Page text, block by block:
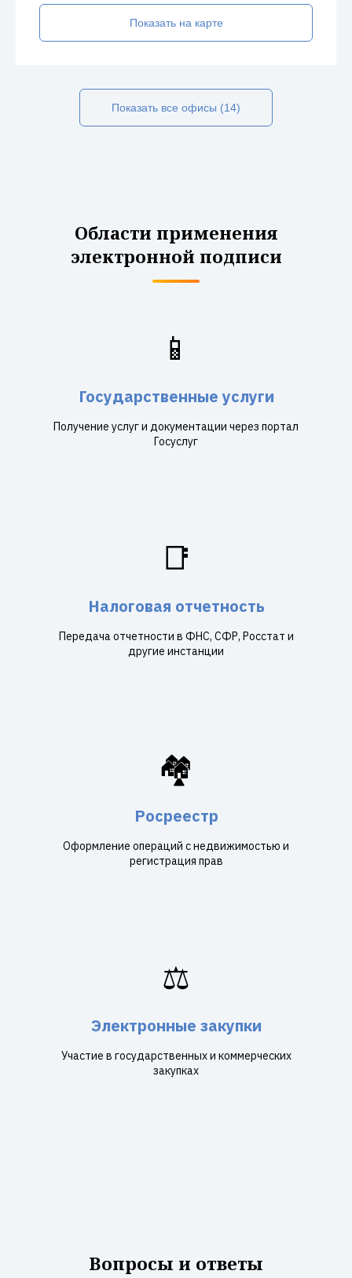
Показать на карте
Показать все офисы (14)
Области применения
электронной подписи
📱
Государственные услуги
Получение услуг и документации через портал
Госуслуг
📑
Налоговая отчетность
Передача отчетности в ФНС, СФР, Росстат и
другие инстанции
🏘️
Росреестр
Оформление операций с недвижимостью и
регистрация прав
⚖️
Электронные закупки
Участие в государственных и коммерческих
закупках
Вопросы и ответы